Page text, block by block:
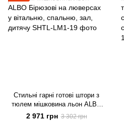
Стильні гарні готові штори з
тюлем мішковина льон ALBO
Бірюзові на люверсах у
вітальню, спальню, зал,
2 971 грн 3 302 грн